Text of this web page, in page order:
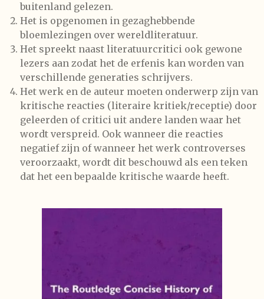
buitenland gelezen.
Het is opgenomen in gezaghebbende
bloemlezingen over wereldliteratuur.
Het spreekt naast literatuurcritici ook gewone
lezers aan zodat het de erfenis kan worden van
verschillende generaties schrijvers.
Het werk en de auteur moeten onderwerp zijn van
kritische reacties (literaire kritiek/receptie) door
geleerden of critici uit andere landen waar het
wordt verspreid. Ook wanneer die reacties
negatief zijn of wanneer het werk controverses
veroorzaakt, wordt dit beschouwd als een teken
dat het een bepaalde kritische waarde heeft.